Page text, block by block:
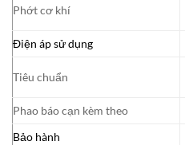
Phớt cơ khí
Điện áp sử dụng
Tiêu chuẩn
Phao báo cạn kèm theo
Bảo hành